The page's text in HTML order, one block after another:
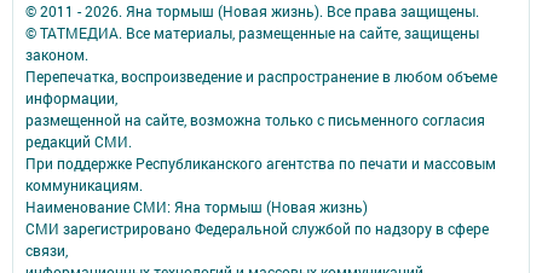
© 2011 - 2026. Яна тормыш (Новая жизнь). Все права защищены.
© ТАТМЕДИА. Все материалы, размещенные на сайте, защищены
законом.
Перепечатка, воспроизведение и распространение в любом объеме
информации,
размещенной на сайте, возможна только с письменного согласия
редакций СМИ.
При поддержке Республиканского агентства по печати и массовым
коммуникациям.
Наименование СМИ: Яна тормыш (Новая жизнь)
СМИ зарегистрировано Федеральной службой по надзору в сфере
связи,